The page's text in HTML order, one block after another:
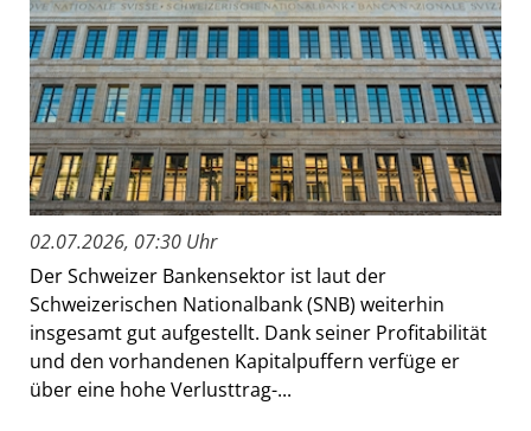
02.07.2026, 07:30 Uhr
Der Schweizer Bankensektor ist laut der
Schweizerischen Nationalbank (SNB) weiterhin
insgesamt gut aufgestellt. Dank seiner Profitabilität
und den vorhandenen Kapitalpuffern verfüge er
über eine hohe Verlusttrag-...